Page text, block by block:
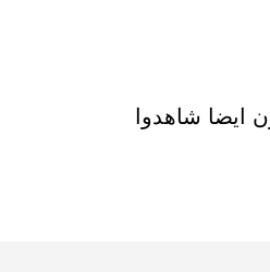
ايضا شاهدوا